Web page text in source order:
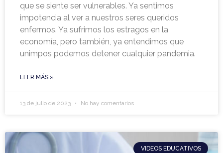
que se siente ser vulnerables. Ya sentimos
impotencia al ver a nuestros seres queridos
enfermos. Ya sufrimos los estragos en la
economía, pero también, ya entendimos que
unimpos podemos detener cualquier pandemia.
LEER MÁS »
13 de julio de 2023 No hay comentarios
VIDEOS EDUCATIVOS